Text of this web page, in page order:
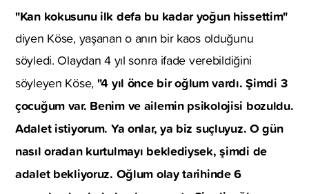
"Kan kokusunu ilk defa bu kadar yoğun hissettim"
diyen Köse, yaşanan o anın bir kaos olduğunu
söyledi. Olaydan 4 yıl sonra ifade verebildiğini
söyleyen Köse, "4 yıl önce bir oğlum vardı. Şimdi 3
çocuğum var. Benim ve ailemin psikolojisi bozuldu.
Adalet istiyorum. Ya onlar, ya biz suçluyuz. O gün
nasıl oradan kurtulmayı beklediysek, şimdi de
adalet bekliyoruz. Oğlum olay tarihinde 6